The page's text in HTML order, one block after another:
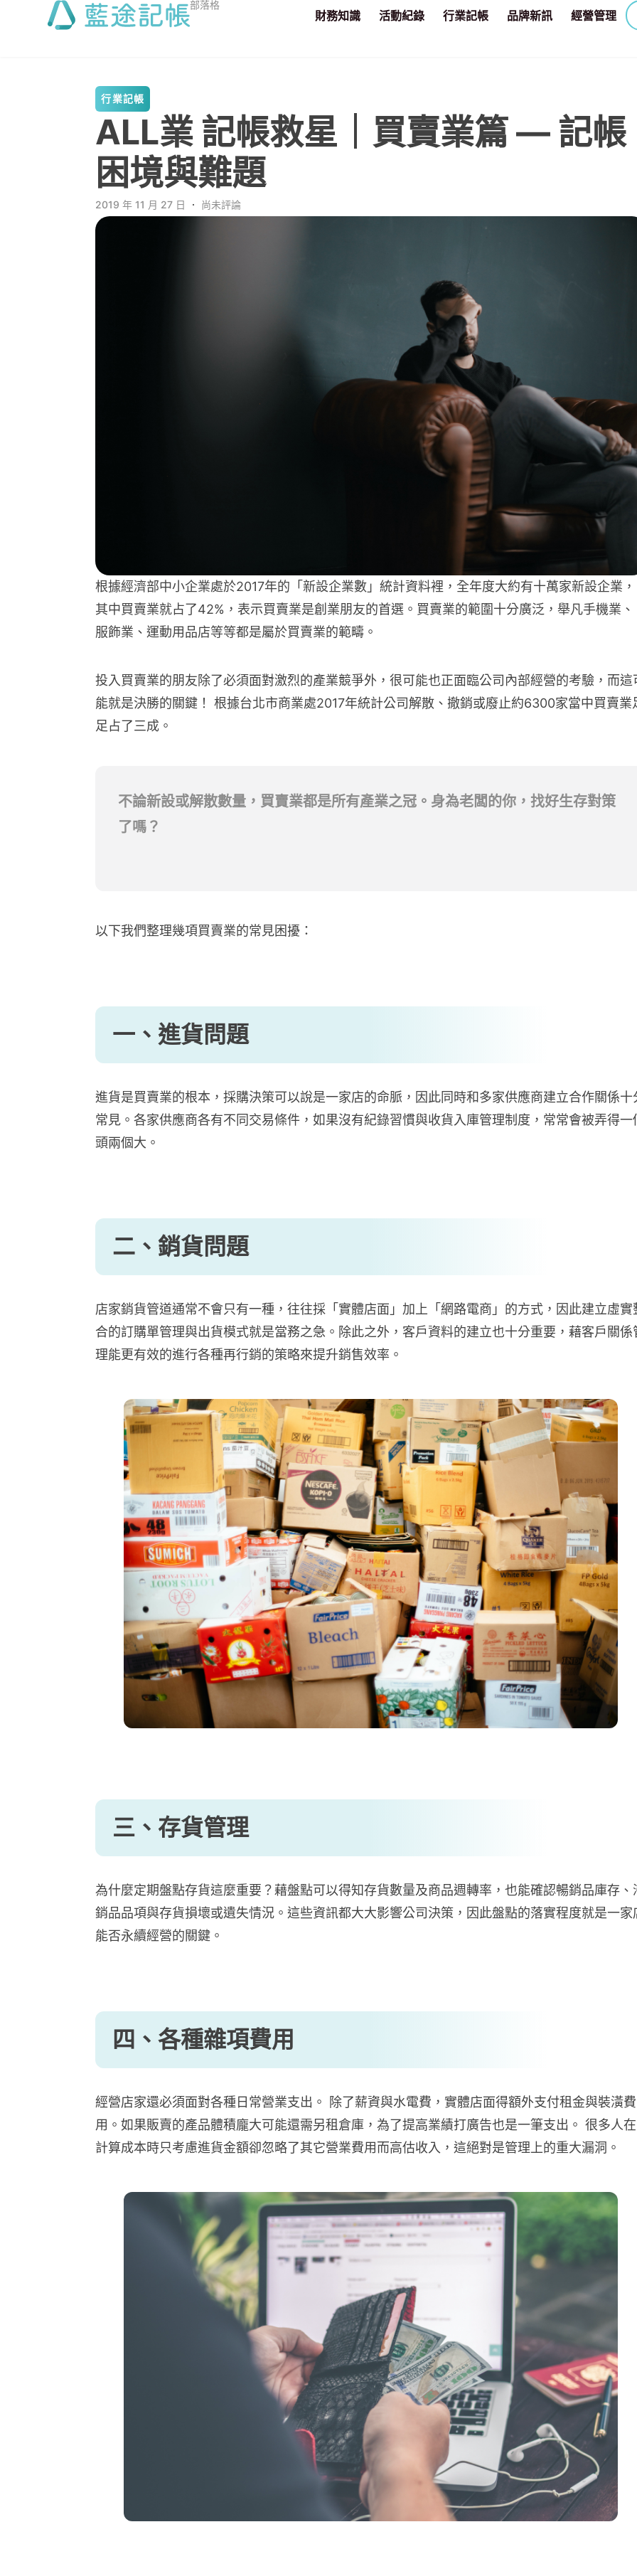
部落格
財務知識 活動紀錄 行業記帳 品牌新訊 經營管理
行業記帳
ALL業 記帳救星｜買賣業篇 — 記帳
困境與難題
2019 年 11 月 27 日 ． 尚未評論
根據經濟部中小企業處於2017年的「新設企業數」統計資料裡，全年度大約有十萬家新設企業，
其中買賣業就占了42%，表示買賣業是創業朋友的首選。買賣業的範圍十分廣泛，舉凡手機業、
服飾業、運動用品店等等都是屬於買賣業的範疇。
投入買賣業的朋友除了必須面對激烈的產業競爭外，很可能也正面臨公司內部經營的考驗，而這
能就是決勝的關鍵！ 根據台北市商業處2017年統計公司解散、撤銷或廢止約6300家當中買賣業
足占了三成。
不論新設或解散數量，買賣業都是所有產業之冠。身為老闆的你，找好生存對策
了嗎？
以下我們整理幾項買賣業的常見困擾：
一、進貨問題
進貨是買賣業的根本，採購決策可以說是一家店的命脈，因此同時和多家供應商建立合作關係十
常見。各家供應商各有不同交易條件，如果沒有紀錄習慣與收貨入庫管理制度，常常會被弄得一
頭兩個大。
二、銷貨問題
店家銷貨管道通常不會只有一種，往往採「實體店面」加上「網路電商」的方式，因此建立虛實
合的訂購單管理與出貨模式就是當務之急。除此之外，客戶資料的建立也十分重要，藉客戶關係
理能更有效的進行各種再行銷的策略來提升銷售效率。
三、存貨管理
為什麼定期盤點存貨這麼重要？藉盤點可以得知存貨數量及商品週轉率，也能確認暢銷品庫存、
銷品品項與存貨損壞或遺失情況。這些資訊都大大影響公司決策，因此盤點的落實程度就是一家
能否永續經營的關鍵。
四、各種雜項費用
經營店家還必須面對各種日常營業支出。 除了薪資與水電費，實體店面得額外支付租金與裝潢費
用。如果販賣的產品體積龐大可能還需另租倉庫，為了提高業績打廣告也是一筆支出。 很多人在
計算成本時只考慮進貨金額卻忽略了其它營業費用而高估收入，這絕對是管理上的重大漏洞。